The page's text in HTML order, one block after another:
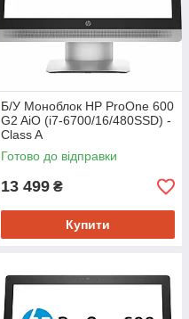
Б/У Моноблок HP ProOne 600
G2 AiO (i7-6700/16/480SSD) -
Class A
Готово до відправки
13 499 ₴
Купити